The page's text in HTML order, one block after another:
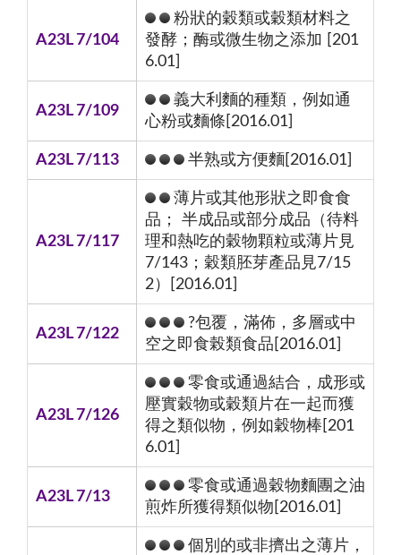
A23L 7/104
粉狀的穀類或穀類材料之
發酵；酶或微生物之添加 [201
6.01]
A23L 7/109
義大利麵的種類，例如通
心粉或麵條[2016.01]
A23L 7/113 半熟或方便麵[2016.01]
A23L 7/117
薄片或其他形狀之即食食
品； 半成品或部分成品（待料
理和熱吃的穀物顆粒或薄片見
7/143；穀類胚芽產品見7/15
2）[2016.01]
A23L 7/122
?包覆，滿佈，多層或中
空之即食榖類食品[2016.01]
A23L 7/126
零食或通過結合，成形或
壓實穀物或穀類片在一起而獲
得之類似物，例如穀物棒[201
6.01]
A23L 7/13
零食或通過穀物麵團之油
煎炸所獲得類似物[2016.01]
個別的或非擠出之薄片，